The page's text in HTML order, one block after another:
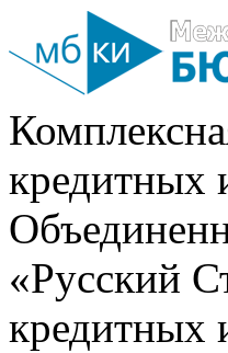
кредитных
«Русский
кредитных